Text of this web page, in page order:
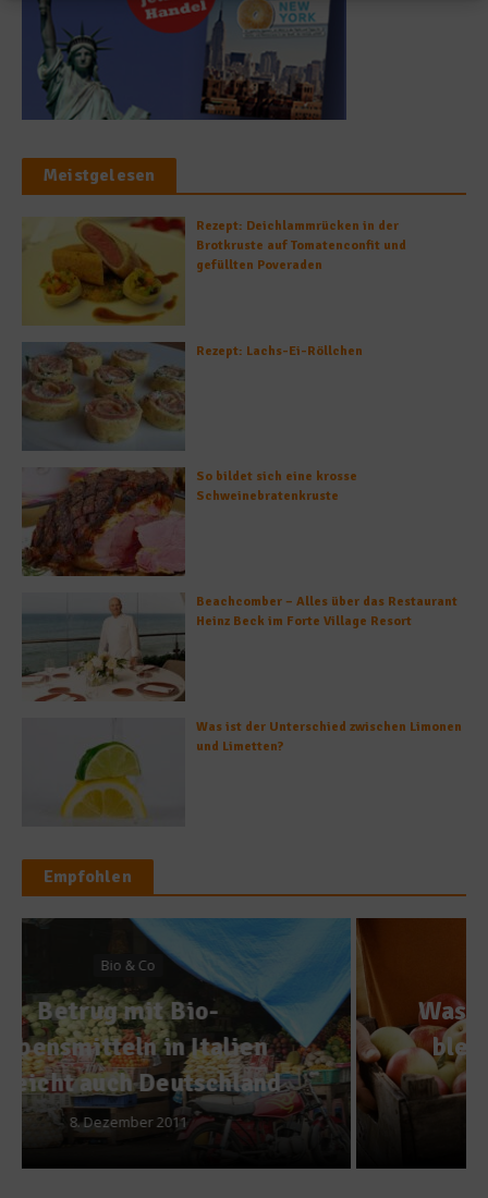
Meistgelesen
Rezept: Deichlammrücken in der
Brotkruste auf Tomatenconfit und
gefüllten Poveraden
Rezept: Lachs-Ei-Röllchen
So bildet sich eine krosse
Schweinebratenkruste
Beachcomber – Alles über das Restaurant
Heinz Beck im Forte Village Resort
Was ist der Unterschied zwischen Limonen
und Limetten?
Empfohlen
Was ist gerade reif und wie
bleiben Obst und Gemüse
frisch?
17. November 2015